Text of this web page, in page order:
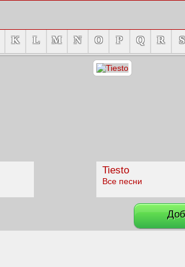
K L M N O P Q R S
Tiesto
Все песни